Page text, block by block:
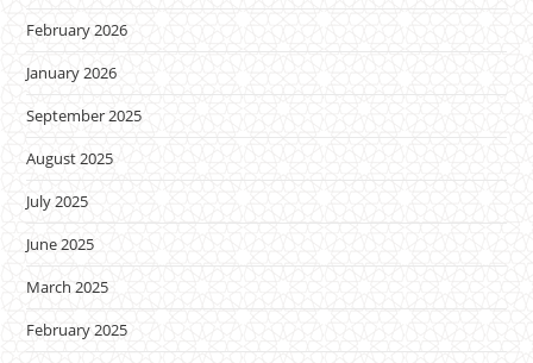
February 2026
January 2026
September 2025
August 2025
July 2025
June 2025
March 2025
February 2025